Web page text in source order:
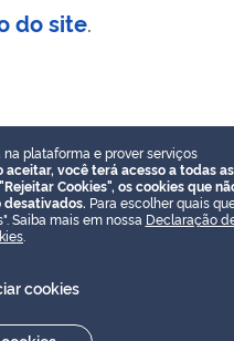
do site.
plataforma e prover serviços
aceitar, você terá acesso a todas as
Cookies", os cookies que
Para escolher quais
Saiba mais em nossa Declaração
cookies